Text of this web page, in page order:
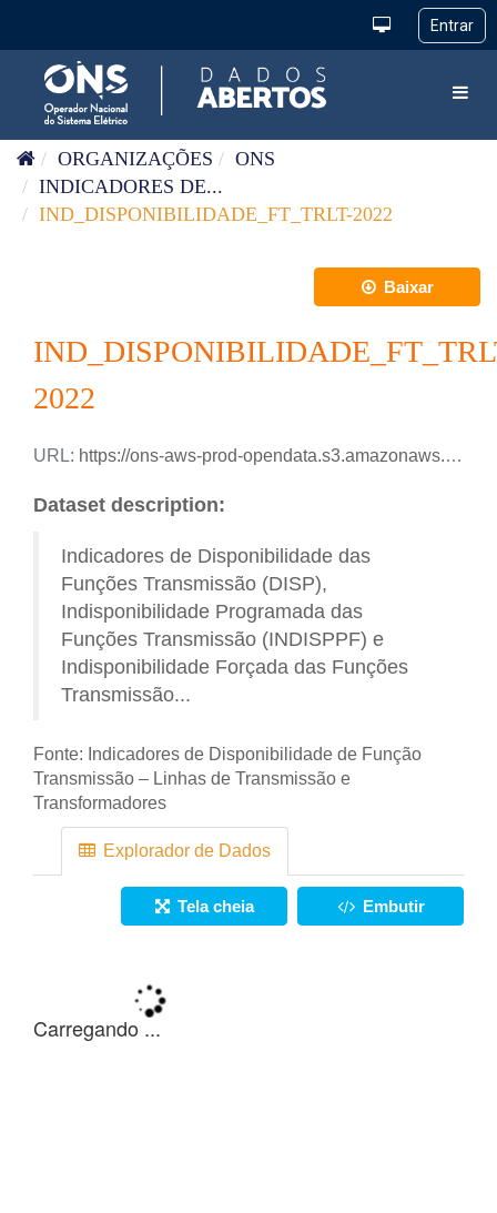
ORGANIZAÇÕES
ONS
INDICADORES DE...
IND_DISPONIBILIDADE_FT_TRLT-2022
Baixar
2022
URL: https://ons-aws-prod-opendata.s3.amazonaws.com/dataset/ind_disponibilidade_ft_trlt_me/IND_DISPONIBILIDADE_FT_TRLT_2022.csv
Dataset description:
Indicadores de Disponibilidade das
Funções Transmissão (DISP),
Indisponibilidade Programada das
Funções Transmissão (INDISPPF) e
Indisponibilidade Forçada das Funções
Transmissão...
Fonte: Indicadores de Disponibilidade de Função
Transmissão – Linhas de Transmissão e
Transformadores
Explorador de Dados
Tela cheia Embutir